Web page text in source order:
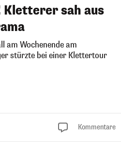
sah aus
am Wochenende am
stürzte bei einer Klettertour
Kommentare